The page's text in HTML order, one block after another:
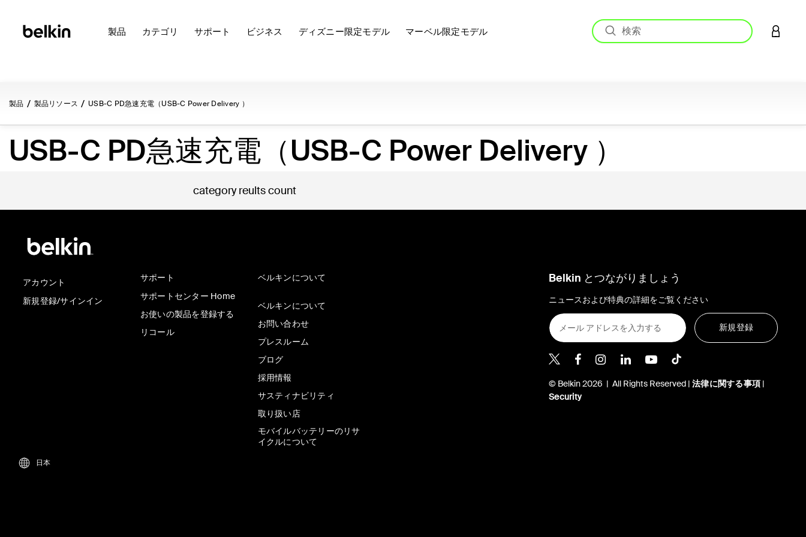
製品 カテゴリ サポート ビジネス ディズニー限定モデル マーベル限定モデル アカウ
製品 製品リソース USB-C PD急速充電（USB-C Power Delivery ）
USB-C PD急速充電（USB-C Power Delivery ）
category reults count
アカウント
新規登録/サインイン
サポート
サポートセンター Home
お使いの製品を登録する
リコール
ベルキンについて
ベルキンについて
お問い合わせ
プレスルーム
ブログ
採用情報
サスティナビリティ
取り扱い店
モバイルバッテリーのリサ
イクルについて
Belkin とつながりましょう
ニュースおよび特典の詳細をご覧ください
新規登録
Belkin Twitter
Belkin Facebook
Belkin Instagram
Belkin LinkedIn
Belkin Youtube
Belkin TikTok
© Belkin 2026 | All Rights Reserved |法律に関する事項 |
Security
日本